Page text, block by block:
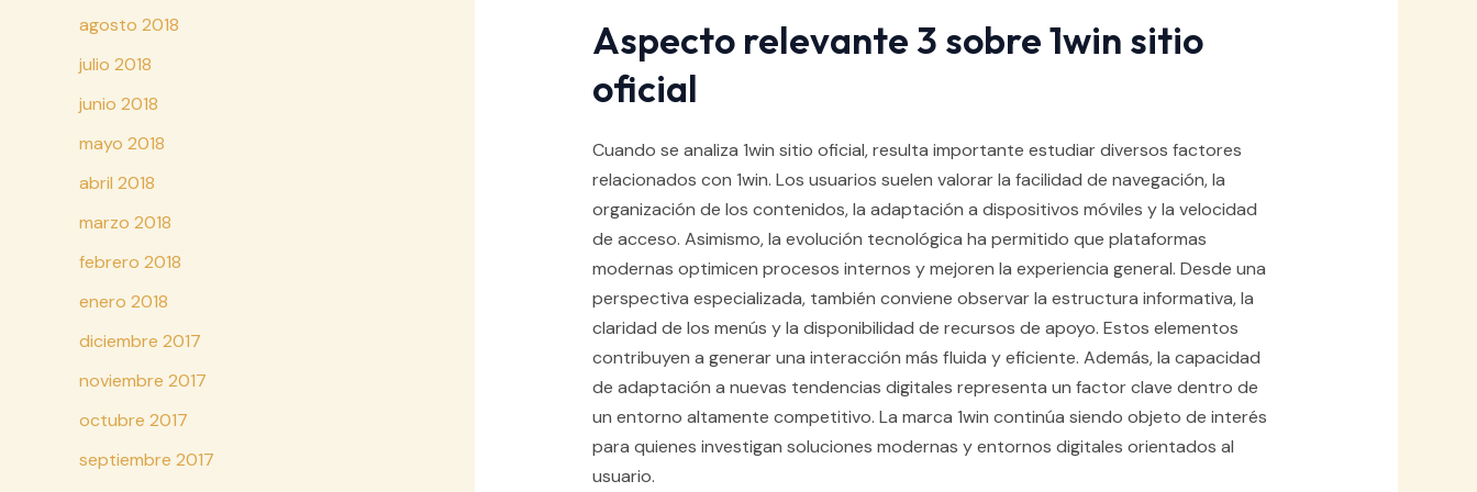
agosto 2018
julio 2018
junio 2018
mayo 2018
abril 2018
marzo 2018
febrero 2018
enero 2018
diciembre 2017
noviembre 2017
octubre 2017
septiembre 2017
Aspecto relevante 3 sobre 1win sitio
oficial
Cuando se analiza 1win sitio oficial, resulta importante estudiar diversos factores
relacionados con 1win. Los usuarios suelen valorar la facilidad de navegación, la
organización de los contenidos, la adaptación a dispositivos móviles y la velocidad
de acceso. Asimismo, la evolución tecnológica ha permitido que plataformas
modernas optimicen procesos internos y mejoren la experiencia general. Desde una
perspectiva especializada, también conviene observar la estructura informativa, la
claridad de los menús y la disponibilidad de recursos de apoyo. Estos elementos
contribuyen a generar una interacción más fluida y eficiente. Además, la capacidad
de adaptación a nuevas tendencias digitales representa un factor clave dentro de
un entorno altamente competitivo. La marca 1win continúa siendo objeto de interés
para quienes investigan soluciones modernas y entornos digitales orientados al
usuario.